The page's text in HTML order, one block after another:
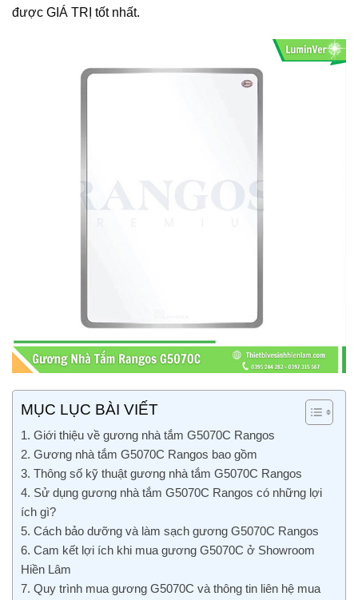
được GIÁ TRỊ tốt nhất.
MỤC LỤC BÀI VIẾT
1. Giới thiệu về gương nhà tắm G5070C Rangos
2. Gương nhà tắm G5070C Rangos bao gồm
3. Thông số kỹ thuật gương nhà tắm G5070C Rangos
4. Sử dụng gương nhà tắm G5070C Rangos có những lợi
ích gì?
5. Cách bảo dưỡng và làm sạch gương G5070C Rangos
6. Cam kết lợi ích khi mua gương G5070C ở Showroom
Hiền Lâm
7. Quy trình mua gương G5070C và thông tin liên hệ mua